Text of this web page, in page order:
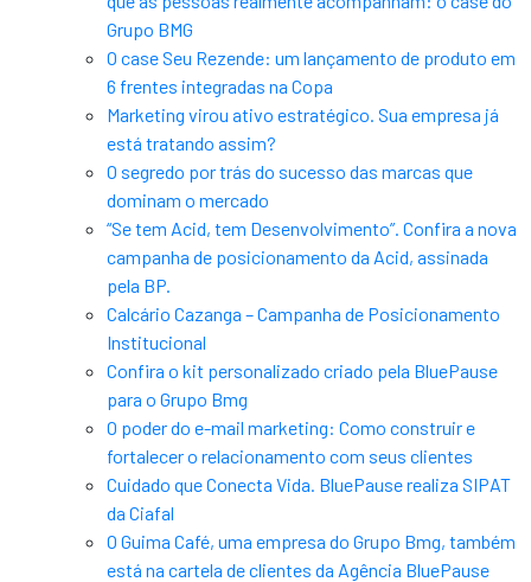
Grupo BMG
O case Seu Rezende: um lançamento de produto em
6 frentes integradas na Copa
Marketing virou ativo estratégico. Sua empresa já
está tratando assim?
O segredo por trás do sucesso das marcas que
dominam o mercado
“Se tem Acid, tem Desenvolvimento”. Confira a nova
campanha de posicionamento da Acid, assinada
pela BP.
Calcário Cazanga – Campanha de Posicionamento
Institucional
Confira o kit personalizado criado pela BluePause
para o Grupo Bmg
O poder do e-mail marketing: Como construir e
fortalecer o relacionamento com seus clientes
Cuidado que Conecta Vida. BluePause realiza SIPAT
da Ciafal
O Guima Café, uma empresa do Grupo Bmg, também
está na cartela de clientes da Agência BluePause